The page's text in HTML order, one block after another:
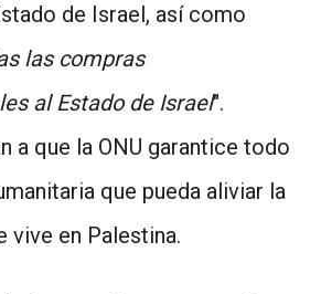
de Israel, así como
las compras
al Estado de Israel".
a que la ONU garantice todo
que pueda aliviar la
vive en Palestina.